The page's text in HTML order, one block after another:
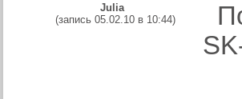
Julia
(запись 05.02.10 в 10:44)